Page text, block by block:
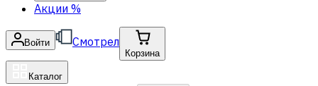
Акции %
Войти Смотрел
Корзина
Каталог